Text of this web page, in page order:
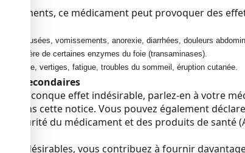
ce médicament peut provoquer des
(nausées, vomissements, anorexie, diarrhées, douleurs
passagère de certaines enzymes du foie (transaminases).
de tête, vertiges, fatigue, troubles du sommeil, éruption cutanée.
secondaires
un quelconque effet indésirable, parlez-en à votre
dans cette notice. Vous pouvez également
sécurité du médicament et des produits de
indésirables, vous contribuez à fournir